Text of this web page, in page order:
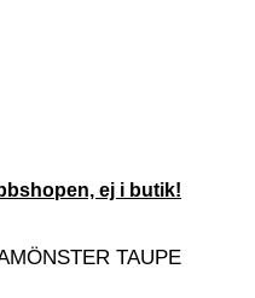
ej i butik!
TAUPE